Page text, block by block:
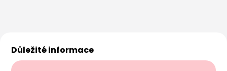
Důležité informace